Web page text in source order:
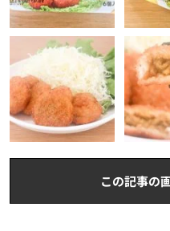
この記事の